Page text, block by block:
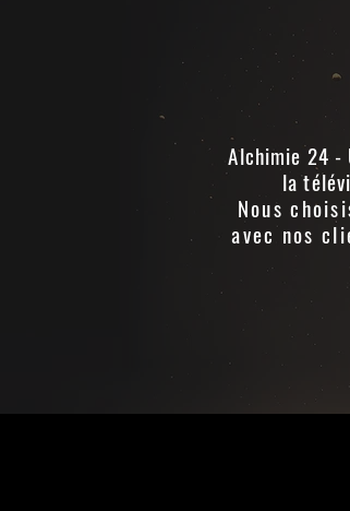
Alchimie 24 -
la
Nous
avec nos